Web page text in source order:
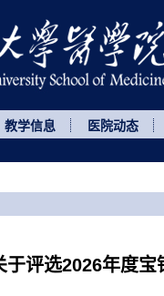
教学信息 医院动态
于评选2026年度宝